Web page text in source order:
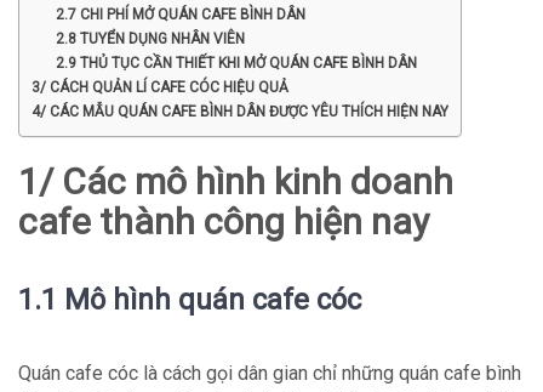
2.7 CHI PHÍ MỞ QUÁN CAFE BÌNH DÂN
2.8 TUYỂN DỤNG NHÂN VIÊN
2.9 THỦ TỤC CẦN THIẾT KHI MỞ QUÁN CAFE BÌNH DÂN
3/ CÁCH QUẢN LÍ CAFE CÓC HIỆU QUẢ
4/ CÁC MẪU QUÁN CAFE BÌNH DÂN ĐƯỢC YÊU THÍCH HIỆN NAY
1/ Các mô hình kinh doanh
cafe thành công hiện nay
1.1 Mô hình quán cafe cóc
Quán cafe cóc là cách gọi dân gian chỉ những quán cafe bình